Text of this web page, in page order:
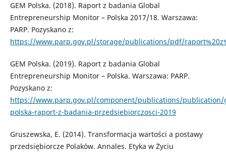
GEM Polska. (2018). Raport z badania Global
Entrepreneurship Monitor – Polska 2017/18. Warszawa:
PARP. Pozyskano z:
https://www.parp.gov.pl/storage/publications/pdf/
GEM Polska. (2019). Raport z badania Global
Entrepreneurship Monitor – Polska. Warszawa: PARP.
Pozyskano z:
https://www.parp.gov.pl/component/publications/publication/
polska-raport-z-badania-przedsiebiorczosci-2019
Gruszewska, E. (2014). Transformacja wartości a postawy
przedsiębiorcze Polaków. Annales. Etyka w Życiu